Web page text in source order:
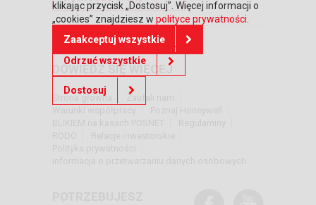
DOWIEDZ SIĘ WIĘCEJ
Strona główna
Zaufali nam
klikając przycisk „Dostosuj”. Więcej informacji o
„cookies” znajdziesz w polityce prywatności
Zaakceptuj wszystkie
Odrzuć wszystkie
Dostosuj